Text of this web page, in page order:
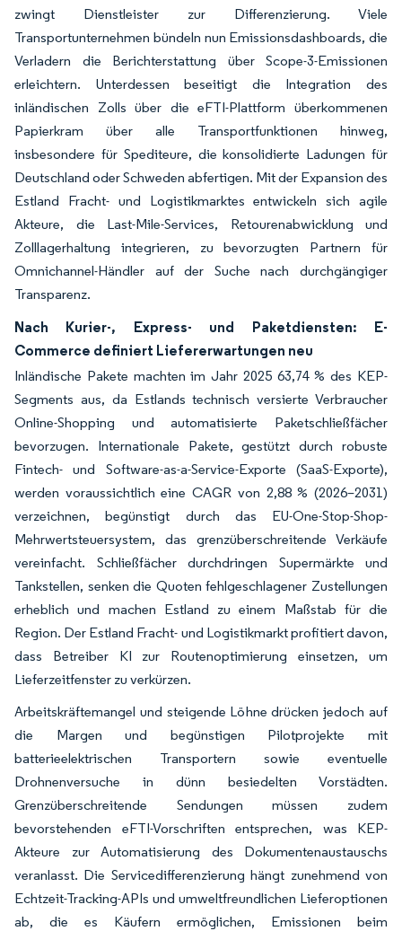
zwingt Dienstleister zur Differenzierung. Viele
Transportunternehmen bündeln nun Emissionsdashboards, die
Verladern die Berichterstattung über Scope-3-Emissionen
erleichtern. Unterdessen beseitigt die Integration des
inländischen Zolls über die eFTI-Plattform überkommenen
Papierkram über alle Transportfunktionen hinweg,
insbesondere für Spediteure, die konsolidierte Ladungen für
Deutschland oder Schweden abfertigen. Mit der Expansion des
Estland Fracht- und Logistikmarktes entwickeln sich agile
Akteure, die Last-Mile-Services, Retourenabwicklung und
Zolllagerhaltung integrieren, zu bevorzugten Partnern für
Omnichannel-Händler auf der Suche nach durchgängiger
Transparenz.
Nach Kurier-, Express- und Paketdiensten: E-
Commerce definiert Liefererwartungen neu
Inländische Pakete machten im Jahr 2025 63,74 % des KEP-
Segments aus, da Estlands technisch versierte Verbraucher
Online-Shopping und automatisierte Paketschließfächer
bevorzugen. Internationale Pakete, gestützt durch robuste
Fintech- und Software-as-a-Service-Exporte (SaaS-Exporte),
werden voraussichtlich eine CAGR von 2,88 % (2026–2031)
verzeichnen, begünstigt durch das EU-One-Stop-Shop-
Mehrwertsteuersystem, das grenzüberschreitende Verkäufe
vereinfacht. Schließfächer durchdringen Supermärkte und
Tankstellen, senken die Quoten fehlgeschlagener Zustellungen
erheblich und machen Estland zu einem Maßstab für die
Region. Der Estland Fracht- und Logistikmarkt profitiert davon,
dass Betreiber KI zur Routenoptimierung einsetzen, um
Lieferzeitfenster zu verkürzen.
Arbeitskräftemangel und steigende Löhne drücken jedoch auf
die Margen und begünstigen Pilotprojekte mit
batterieelektrischen Transportern sowie eventuelle
Drohnenversuche in dünn besiedelten Vorstädten.
Grenzüberschreitende Sendungen müssen zudem
bevorstehenden eFTI-Vorschriften entsprechen, was KEP-
Akteure zur Automatisierung des Dokumentenaustauschs
veranlasst. Die Servicedifferenzierung hängt zunehmend von
Echtzeit-Tracking-APIs und umweltfreundlichen Lieferoptionen
ab, die es Käufern ermöglichen, Emissionen beim